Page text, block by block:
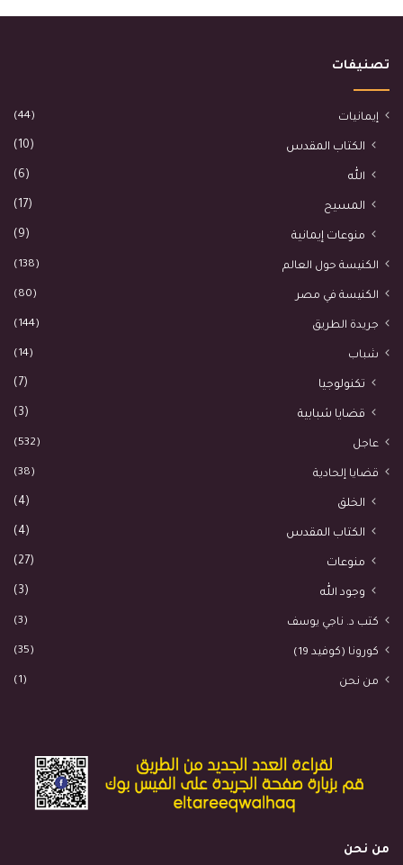
تصنيفات
إيمانيات (44)
الكتاب المقدس (10)
الله (6)
المسيح (17)
منوعات إيمانية (9)
الكنيسة حول العالم (138)
الكنيسة في مصر (80)
جريدة الطريق (144)
شباب (14)
تكنولوجيا (7)
قضايا شبابية (3)
عاجل (532)
قضايا إلحادية (38)
الخلق (4)
الكتاب المقدس (4)
منوعات (27)
وجود الله (3)
كتب د. ناجي يوسف (3)
كورونا (كوفيد 19) (35)
من نحن (1)
من نحن